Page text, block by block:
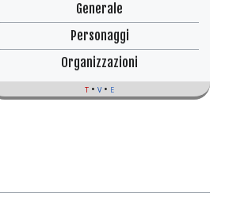
Generale
Personaggi
Organizzazioni
t v e